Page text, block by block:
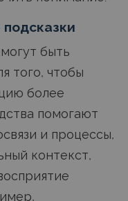
быть
того, чтобы
более
помогают
и процессы,
контекст,